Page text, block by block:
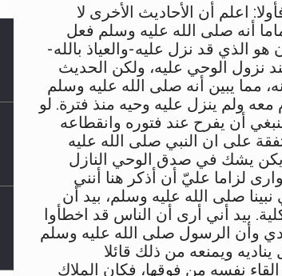
اعلم أن الأحاديث الأخرى لا
أنه صلى الله عليه وسلم فعل
الذي قد نزل عليه-والعياذ بالله-
نزول الوحي عليه، ولكن الحديث
مما يبين أنه صلى الله عليه وسلم
ولم ينزل عليه وحيه منذ فترة. لو
أن يفرح عند فتوره وانقطاعه
على ان النبي صلى الله عليه
يكن يشك في صدق الوحي النازل
لزاما عليّ أن أذكر هنا أنني
صلى الله عليه وسلم، بيد أن
بيد أني أرى أن الناس قد اخطأوا
وأن الرسول صلى الله عليه وسلم
ويمنعه من ذلك قائلا
نفسه من فوقها، فكان الملاك